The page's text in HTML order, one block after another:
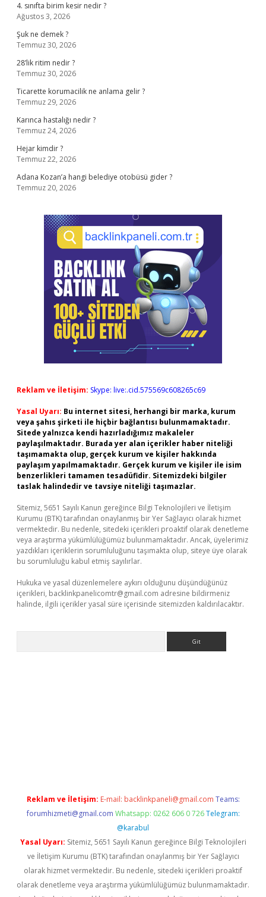
4. sınıfta birim kesir nedir ?
Ağustos 3, 2026
Şuk ne demek ?
Temmuz 30, 2026
28’lik ritim nedir ?
Temmuz 30, 2026
Ticarette korumacilik ne anlama gelir ?
Temmuz 29, 2026
Karınca hastalığı nedir ?
Temmuz 24, 2026
Hejar kimdir ?
Temmuz 22, 2026
Adana Kozan’a hangi belediye otobüsü gider ?
Temmuz 20, 2026
Reklam ve İletişim: Skype: live:.cid.575569c608265c69
Yasal Uyarı: Bu internet sitesi, herhangi bir marka, kurum
veya şahıs şirketi ile hiçbir bağlantısı bulunmamaktadır.
Sitede yalnızca kendi hazırladığımız makaleler
paylaşılmaktadır. Burada yer alan içerikler haber niteliği
taşımamakta olup, gerçek kurum ve kişiler hakkında
paylaşım yapılmamaktadır. Gerçek kurum ve kişiler ile isim
benzerlikleri tamamen tesadüfidir. Sitemizdeki bilgiler
taslak halindedir ve tavsiye niteliği taşımazlar.
Sitemiz, 5651 Sayılı Kanun gereğince Bilgi Teknolojileri ve İletişim
Kurumu (BTK) tarafından onaylanmış bir Yer Sağlayıcı olarak hizmet
vermektedir. Bu nedenle, sitedeki içerikleri proaktif olarak denetleme
veya araştırma yükümlülüğümüz bulunmamaktadır. Ancak, üyelerimiz
yazdıkları içeriklerin sorumluluğunu taşımakta olup, siteye üye olarak
bu sorumluluğu kabul etmiş sayılırlar.
Hukuka ve yasal düzenlemelere aykırı olduğunu düşündüğünüz
içerikleri, backlinkpanelicomtr@gmail.com adresine bildirmeniz
halinde, ilgili içerikler yasal süre içerisinde sitemizden kaldırılacaktır.
Reklam ve İletişim: E-mail: backlinkpaneli@gmail.com Teams:
forumhizmeti@gmail.com Whatsapp: 0262 606 0 726 Telegram:
@karabul
Yasal Uyarı: Sitemiz, 5651 Sayılı Kanun gereğince Bilgi Teknolojileri
ve İletişim Kurumu (BTK) tarafından onaylanmış bir Yer Sağlayıcı
olarak hizmet vermektedir. Bu nedenle, sitedeki içerikleri proaktif
olarak denetleme veya araştırma yükümlülüğümüz bulunmamaktadır.